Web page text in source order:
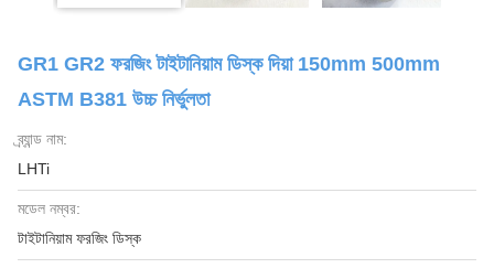
GR1 GR2 ফরজিং টাইটানিয়াম ডিস্ক দিয়া 150mm 500mm
ASTM B381 উচ্চ নির্ভুলতা
ব্র্যান্ড নাম:
LHTi
মডেল নম্বর:
টাইটানিয়াম ফরজিং ডিস্ক